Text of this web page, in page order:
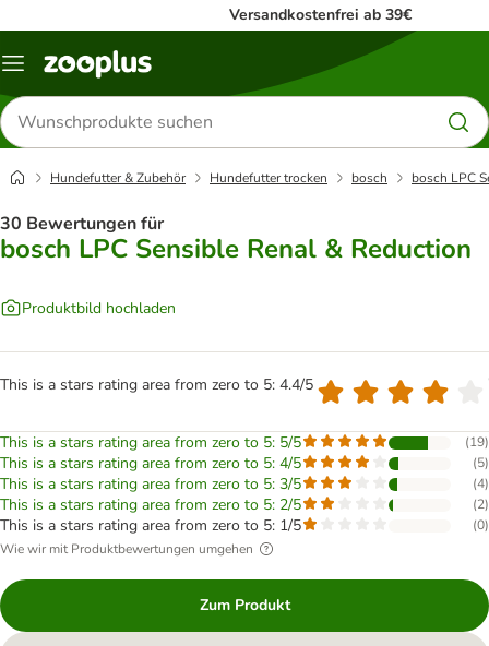
Versandkostenfrei ab 39€
Menü
Produkte
suchen
Hundefutter & Zubehör Hundefutter trocken bosch bosch LPC
30 Bewertungen für
bosch LPC Sensible Renal & Reduction
Produktbild hochladen
This is a stars rating area from zero to 5: 4.4/5
This is a stars rating area from zero to 5: 5/5 (19)
This is a stars rating area from zero to 5: 4/5 (5)
This is a stars rating area from zero to 5: 3/5 (4)
This is a stars rating area from zero to 5: 2/5 (2)
This is a stars rating area from zero to 5: 1/5 (0)
Wie wir mit Produktbewertungen umgehen
Zum Produkt